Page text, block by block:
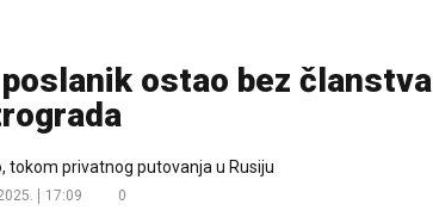
ostao bez članstva
tokom privatnog putovanja u Rusiju
17:09 0